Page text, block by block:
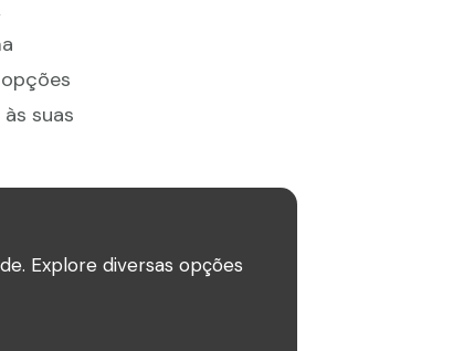
suas
Explore diversas opções